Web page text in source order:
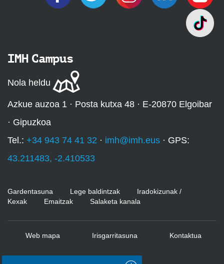
IMH Campus
Nola heldu
Azkue auzoa 1 · Posta kutxa 48 · E-20870 Elgoibar
· Gipuzkoa
Tel.: +34 943 74 41 32 · imh@imh.eus · GPS:
43.211483, -2.410533
Gardentasuna Lege baldintzak
Iradokizunak /
Kexak
Emaitzak Salaketa kanala
Web mapa Irisgarritasuna Kontaktua